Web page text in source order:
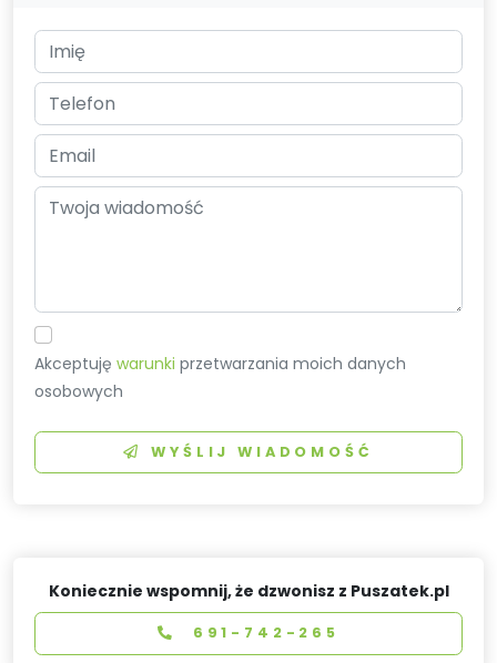
Akceptujęwarunki przetwarzania moich danych
osobowych
WYŚLIJ WIADOMOŚĆ
Koniecznie wspomnij, że dzwonisz z Puszatek.pl
691-742-265